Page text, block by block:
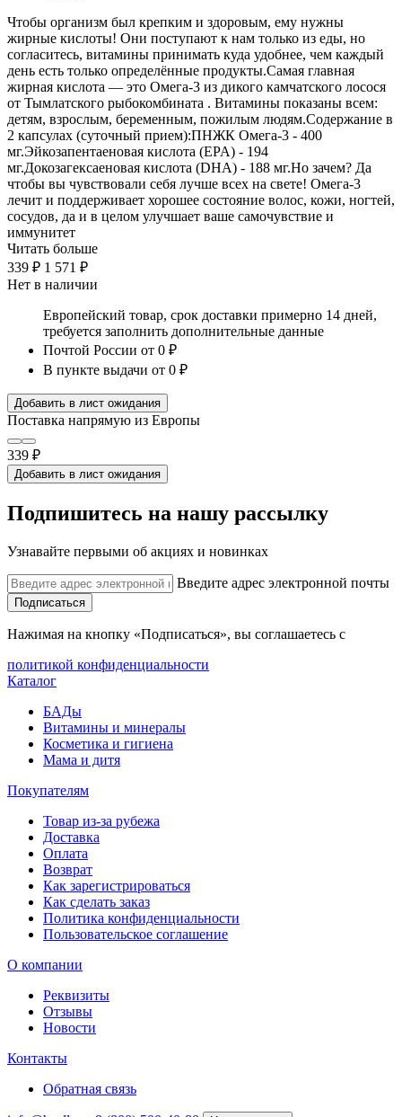
Чтобы организм был крепким и здоровым, ему нужны
жирные кислоты! Они поступают к нам только из еды, но
согласитесь, витамины принимать куда удобнее, чем каждый
день есть только определённые продукты.Самая главная
жирная кислота — это Омега-3 из дикого камчатского лосося
от Тымлатского рыбокомбината . Витамины показаны всем:
детям, взрослым, беременным, пожилым людям.Содержание в
2 капсулах (суточный прием):ПНЖК Омега-3 - 400
мг.Эйкозапентаеновая кислота (EPA) - 194
мг.Докозагексаеновая кислота (DHA) - 188 мг.Но зачем? Да
чтобы вы чувствовали себя лучше всех на свете! Омега-3
лечит и поддерживает хорошее состояние волос, кожи, ногтей,
сосудов, да и в целом улучшает ваше самочувствие и
иммунитет
Читать больше
339 ₽ 1 571 ₽
Нет в наличии
Европейский товар, срок доставки примерно 14 дней,
требуется заполнить дополнительные данные
Почтой России от 0 ₽
В пункте выдачи от 0 ₽
Добавить в лист ожидания
Поставка напрямую из Европы
339 ₽
Добавить в лист ожидания
Подпишитесь на нашу рассылку
Узнавайте первыми об акциях и новинках
Введите адрес электронной почты
Подписаться
Нажимая на кнопку «Подписаться», вы соглашаетесь с
политикой конфиденциальности
Каталог
БАДы
Витамины и минералы
Косметика и гигиена
Мама и дитя
Покупателям
Товар из-за рубежа
Доставка
Оплата
Возврат
Как зарегистрироваться
Как сделать заказ
Политика конфиденциальности
Пользовательское соглашение
О компании
Реквизиты
Отзывы
Новости
Контакты
Обратная связь